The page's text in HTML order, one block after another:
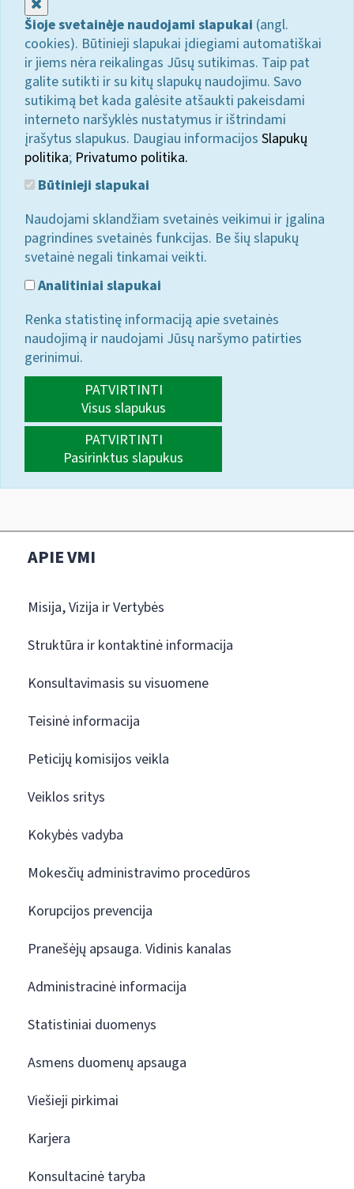
Šioje svetainėje naudojami slapukai (angl.
cookies). Būtinieji slapukai įdiegiami automatiškai
ir jiems nėra reikalingas Jūsų sutikimas. Taip pat
galite sutikti ir su kitų slapukų naudojimu. Savo
sutikimą bet kada galėsite atšaukti pakeisdami
interneto naršyklės nustatymus ir ištrindami
įrašytus slapukus. Daugiau informacijos Slapukų
politika; Privatumo politika.
Būtinieji slapukai
Naudojami sklandžiam svetainės veikimui ir įgalina
pagrindines svetainės funkcijas. Be šių slapukų
svetainė negali tinkamai veikti.
Analitiniai slapukai
Renka statistinę informaciją apie svetainės
naudojimą ir naudojami Jūsų naršymo patirties
gerinimui.
PATVIRTINTI
Visus slapukus
PATVIRTINTI
Pasirinktus slapukus
APIE VMI
Misija, Vizija ir Vertybės
Struktūra ir kontaktinė informacija
Konsultavimasis su visuomene
Teisinė informacija
Peticijų komisijos veikla
Veiklos sritys
Kokybės vadyba
Mokesčių administravimo procedūros
Korupcijos prevencija
Pranešėjų apsauga. Vidinis kanalas
Administracinė informacija
Statistiniai duomenys
Asmens duomenų apsauga
Viešieji pirkimai
Karjera
Konsultacinė taryba